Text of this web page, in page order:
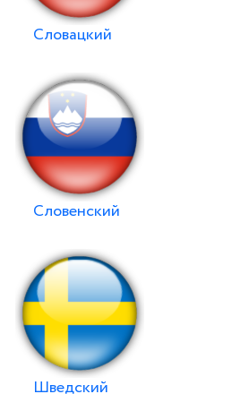
Словацкий
Словенский
Шведский